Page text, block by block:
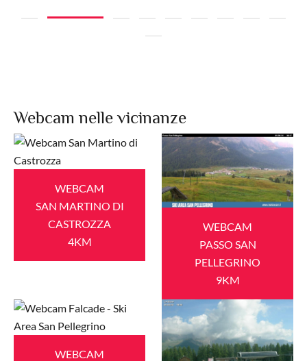
Webcam nelle vicinanze
WEBCAM
SAN MARTINO DI
CASTROZZA
4KM
WEBCAM
PASSO SAN
PELLEGRINO
9KM
WEBCAM